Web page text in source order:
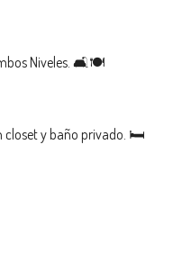
Niveles. 🛋️🍽️
closet y baño privado. 🛏️